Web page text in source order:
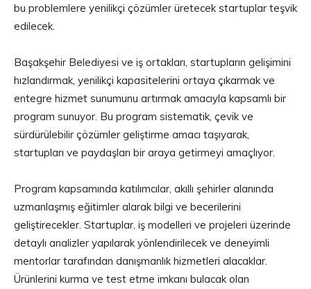
bu problemlere yenilikçi çözümler üretecek startuplar teşvik
edilecek.
Başakşehir Belediyesi ve iş ortakları, startupların gelişimini
hızlandırmak, yenilikçi kapasitelerini ortaya çıkarmak ve
entegre hizmet sunumunu artırmak amacıyla kapsamlı bir
program sunuyor. Bu program sistematik, çevik ve
sürdürülebilir çözümler geliştirme amacı taşıyarak,
startupları ve paydaşları bir araya getirmeyi amaçlıyor.
Program kapsamında katılımcılar, akıllı şehirler alanında
uzmanlaşmış eğitimler alarak bilgi ve becerilerini
geliştirecekler. Startuplar, iş modelleri ve projeleri üzerinde
detaylı analizler yapılarak yönlendirilecek ve deneyimli
mentorlar tarafından danışmanlık hizmetleri alacaklar.
Ürünlerini kurma ve test etme imkanı bulacak olan